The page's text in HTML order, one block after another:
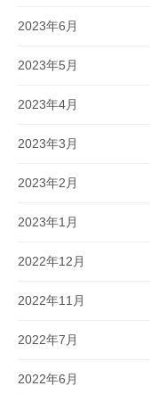
2023年6月
2023年5月
2023年4月
2023年3月
2023年2月
2023年1月
2022年12月
2022年11月
2022年7月
2022年6月